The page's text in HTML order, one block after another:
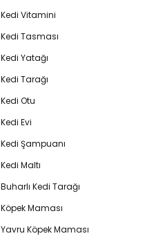
Kedi Vitamini
Kedi Tasması
Kedi Yatağı
Kedi Tarağı
Kedi Otu
Kedi Evi
Kedi Şampuanı
Kedi Maltı
Buharlı Kedi Tarağı
Köpek Maması
Yavru Köpek Maması